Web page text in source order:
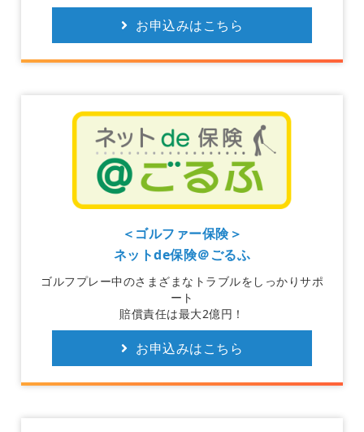
お申込みはこちら
＜ゴルファー保険＞
ネットde保険＠ごるふ
ゴルフプレー中のさまざまなトラブルをしっかりサポ
ート
賠償責任は最大2億円！
お申込みはこちら